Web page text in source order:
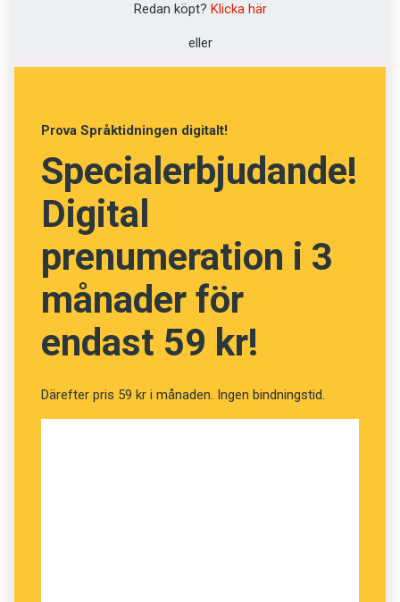
Redan köpt? Klicka här
eller
Prova Språktidningen digitalt!
Specialerbjudande!
Digital
prenumeration i 3
månader för
endast 59 kr!
Därefter pris 59 kr i månaden. Ingen bindningstid.